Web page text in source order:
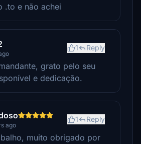
.to e não achei
1 Reply
grato pelo seu
e dedicação.
ago
1 Reply
muito obrigado por